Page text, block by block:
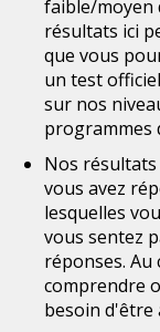
faible/moyen
résultats ici
que vous
un test
sur nos
programmes
Nos
vous avez
lesquelles
vous sentez
réponses.
comprendre
besoin d'être